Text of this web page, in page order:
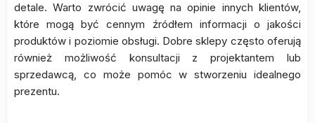
detale. Warto zwrócić uwagę na opinie innych klientów,
które mogą być cennym źródłem informacji o jakości
produktów i poziomie obsługi. Dobre sklepy często oferują
również możliwość konsultacji z projektantem lub
sprzedawcą, co może pomóc w stworzeniu idealnego
prezentu.